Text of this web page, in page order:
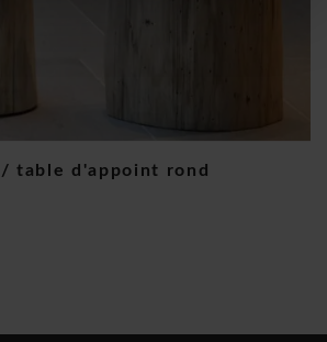
table d'appoint rond